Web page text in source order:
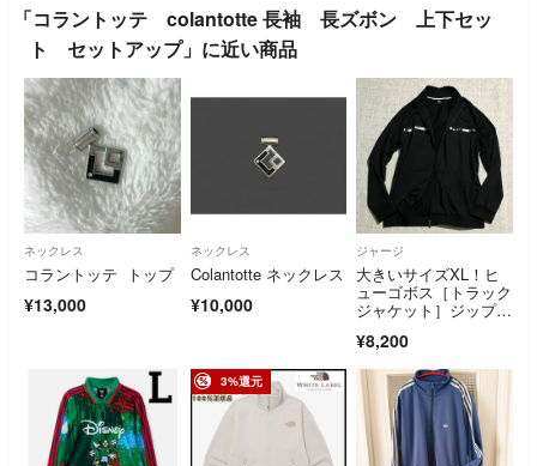
「コラントッテ colantotte 長袖 長ズボン 上下セッ
ト セットアップ」に近い商品
ネックレス
コラントッテ トップ
¥13,000
ネックレス
Colantotte ネックレス
¥10,000
ジャージ
大きいサイズXL！ヒ
ューゴボス［トラック
ジャケット］ジップア
¥8,200
3%還元